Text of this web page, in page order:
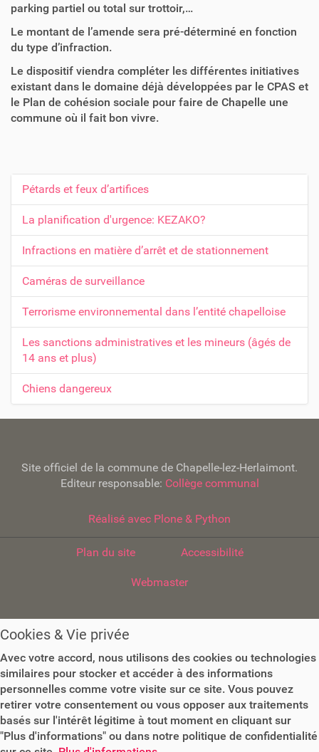
parking partiel ou total sur trottoir,…
Le montant de l’amende sera pré-déterminé en fonction
du type d’infraction.
Le dispositif viendra compléter les différentes initiatives
existant dans le domaine déjà développées par le CPAS et
le Plan de cohésion sociale pour faire de Chapelle une
commune où il fait bon vivre.
N
a
v
i
g
a
t
i
o
n
Pétards et feux d’artifices
La planification d'urgence: KEZAKO?
Infractions en matière d’arrêt et de stationnement
Caméras de surveillance
Terrorisme environnemental dans l’entité chapelloise
Les sanctions administratives et les mineurs (âgés de
14 ans et plus)
Chiens dangereux
Site officiel de la commune de Chapelle-lez-Herlaimont.
Editeur responsable: Collège communal
Réalisé avec Plone & Python
Plan du site Accessibilité
Webmaster
Cookies & Vie privée
Avec votre accord, nous utilisons des cookies ou technologies
similaires pour stocker et accéder à des informations
personnelles comme votre visite sur ce site. Vous pouvez
retirer votre consentement ou vous opposer aux traitements
basés sur l'intérêt légitime à tout moment en cliquant sur
"Plus d'informations" ou dans notre politique de confidentialité